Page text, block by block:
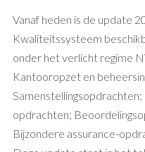
Vanaf heden is de update
Kwaliteitssysteem
onder het verlicht regime
Kantooropzet en
opdrachten;
Bijzondere assurance-